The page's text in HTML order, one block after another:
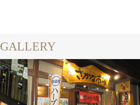
GALLERY